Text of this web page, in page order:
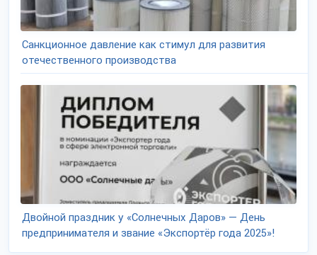
Санкционное давление как стимул для развития
отечественного производства
Двойной праздник у «Солнечных Даров» — День
предпринимателя и звание «Экспортёр года 2025»!